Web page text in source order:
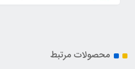
محصولات مرتبط